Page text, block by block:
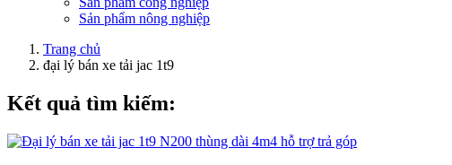
Sản phẩm nông nghiệp
Trang chủ
đại lý bán xe tải jac 1t9
Kết quả tìm kiếm: